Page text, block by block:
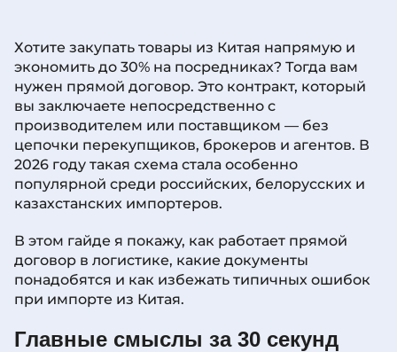
Хотите закупать товары из Китая напрямую и
экономить до 30% на посредниках? Тогда вам
нужен прямой договор. Это контракт, который
вы заключаете непосредственно с
производителем или поставщиком — без
цепочки перекупщиков, брокеров и агентов. В
2026 году такая схема стала особенно
популярной среди российских, белорусских и
казахстанских импортеров.
В этом гайде я покажу, как работает прямой
договор в логистике, какие документы
понадобятся и как избежать типичных ошибок
при импорте из Китая.
Главные смыслы за 30 секунд